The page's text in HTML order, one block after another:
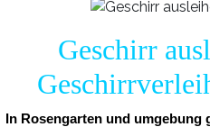
Geschirr
In Rosengarten und